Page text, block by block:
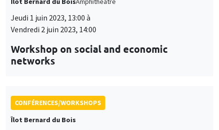
Jeudi 1 juin 2023, 13:00 à
Vendredi 2 juin 2023, 14:00
Workshop on social and economic
networks
CONFÉRENCES/WORKSHOPS
Îlot Bernard du Bois